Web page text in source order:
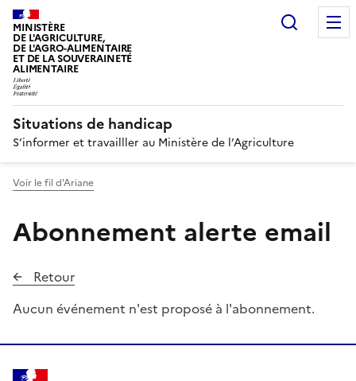
MINISTÈRE
DE L'AGRICULTURE,
DE L'AGRO-ALIMENTAIRE
ET DE LA SOUVERAINETÉ
ALIMENTAIRE
Situations de handicap
S’informer et travailller au Ministère de l’Agriculture
Voir le fil d'Ariane
Abonnement alerte email
Retour
Aucun événement n'est proposé à l'abonnement.